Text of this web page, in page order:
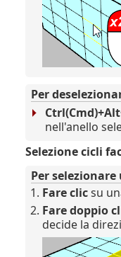
Per
nell'anello
Selezione cicli
Per
Fare clicsu
Fare doppio
decide la